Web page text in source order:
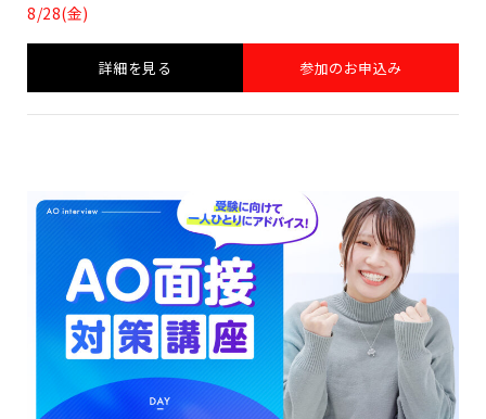
8/28(金)
詳細を見る 参加のお申込み